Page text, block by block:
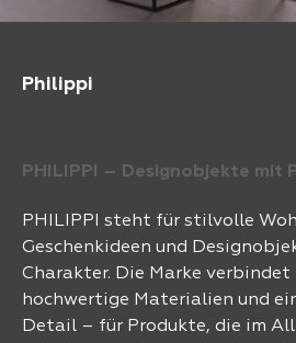
Philippi
PHILIPPI – Designobjekte mit
PHILIPPI steht für stilvolle
Geschenkideen und
Charakter. Die Marke verbindet
hochwertige Materialien und
Detail – für Produkte, die im